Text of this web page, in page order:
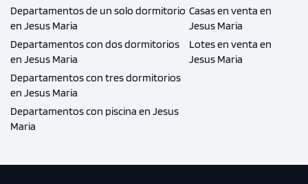
Departamentos de un solo dormitorio
en Jesus Maria
Departamentos con dos dormitorios
en Jesus Maria
Departamentos con tres dormitorios
en Jesus Maria
Departamentos con piscina en Jesus
Maria
Casas en venta en
Jesus Maria
Lotes en venta en
Jesus Maria